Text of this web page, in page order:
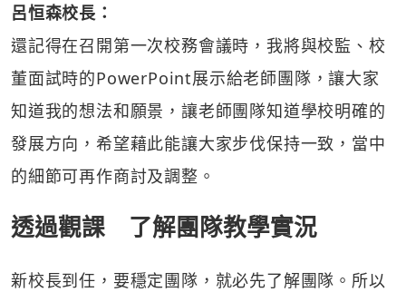
呂恒森校長：
還記得在召開第一次校務會議時，我將與校監、校
董面試時的PowerPoint展示給老師團隊，讓大家
知道我的想法和願景，讓老師團隊知道學校明確的
發展方向，希望藉此能讓大家步伐保持一致，當中
的細節可再作商討及調整。
透過觀課 了解團隊教學實況
新校長到任，要穩定團隊，就必先了解團隊。所以